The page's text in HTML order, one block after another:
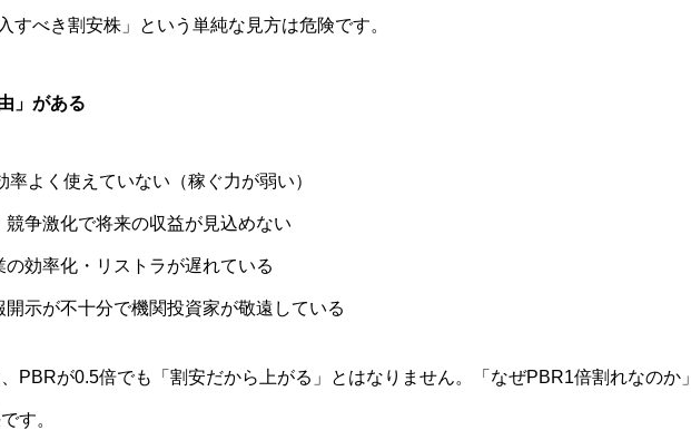
すべき割安株」という単純な見方は危険です。
」がある
よく使えていない（稼ぐ力が弱い）
争激化で将来の収益が見込めない
効率化・リストラが遅れている
示が不十分で機関投資家が敬遠している
PBRが0.5倍でも「割安だから上がる」とはなりません。「なぜPBR1倍割れなのか」
す。